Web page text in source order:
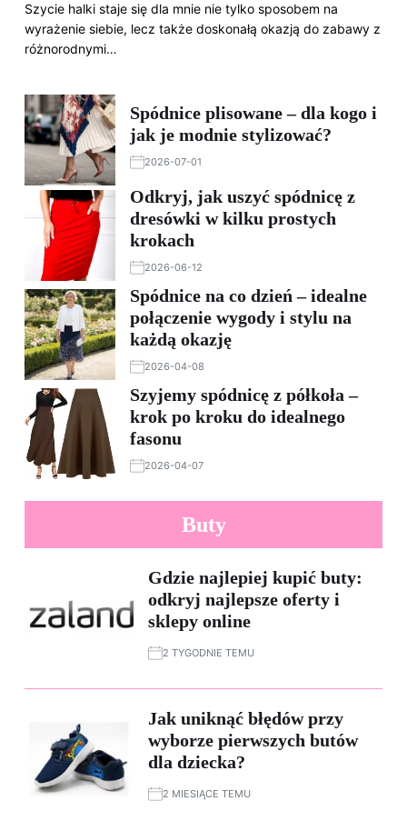
Szycie halki staje się dla mnie nie tylko sposobem na
wyrażenie siebie, lecz także doskonałą okazją do zabawy z
różnorodnymi…
Spódnice plisowane – dla kogo i
jak je modnie stylizować?
2026-07-01
Odkryj, jak uszyć spódnicę z
dresówki w kilku prostych
krokach
2026-06-12
Spódnice na co dzień – idealne
połączenie wygody i stylu na
każdą okazję
2026-04-08
Szyjemy spódnicę z półkoła –
krok po kroku do idealnego
fasonu
2026-04-07
Buty
Gdzie najlepiej kupić buty:
odkryj najlepsze oferty i
sklepy online
2 TYGODNIE TEMU
Jak uniknąć błędów przy
wyborze pierwszych butów
dla dziecka?
2 MIESIĄCE TEMU